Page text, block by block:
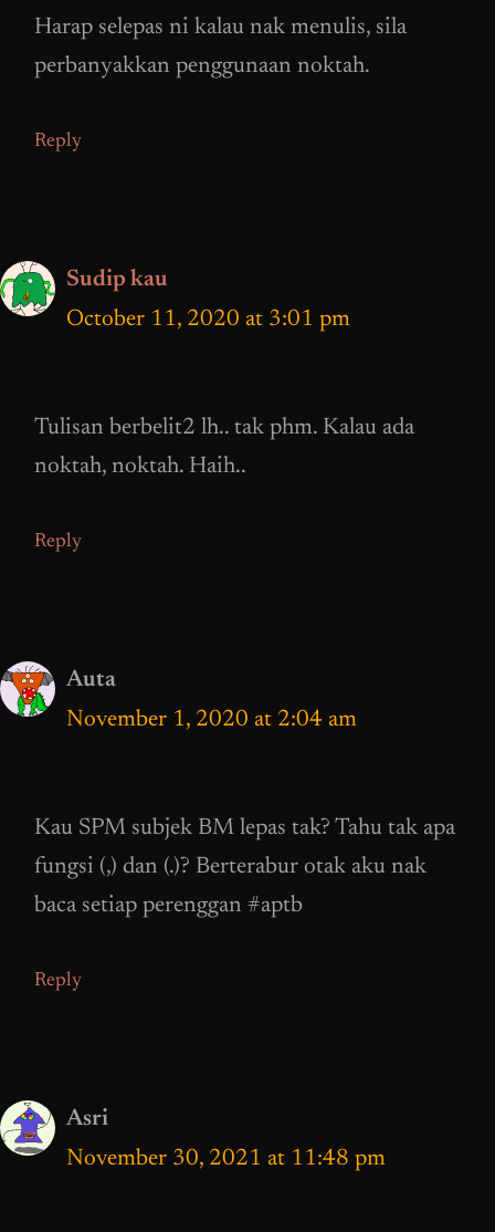
Harap selepas ni kalau nak menulis, sila
perbanyakkan penggunaan noktah.
Reply
Sudip kau
October 11, 2020 at 3:01 pm
Tulisan berbelit2 lh.. tak phm. Kalau ada
noktah, noktah. Haih..
Reply
Auta
November 1, 2020 at 2:04 am
Kau SPM subjek BM lepas tak? Tahu tak apa
fungsi (,) dan (.)? Berterabur otak aku nak
baca setiap perenggan #aptb
Reply
Asri
November 30, 2021 at 11:48 pm